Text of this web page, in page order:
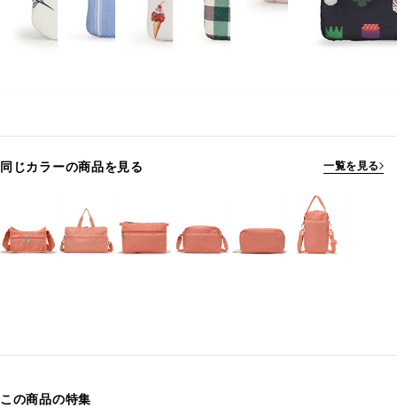
同じカラーの商品を見る 一覧を見る
この商品の特集